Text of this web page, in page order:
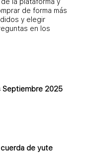
de forma más
y elegir
en los
Septiembre 2025
de yute